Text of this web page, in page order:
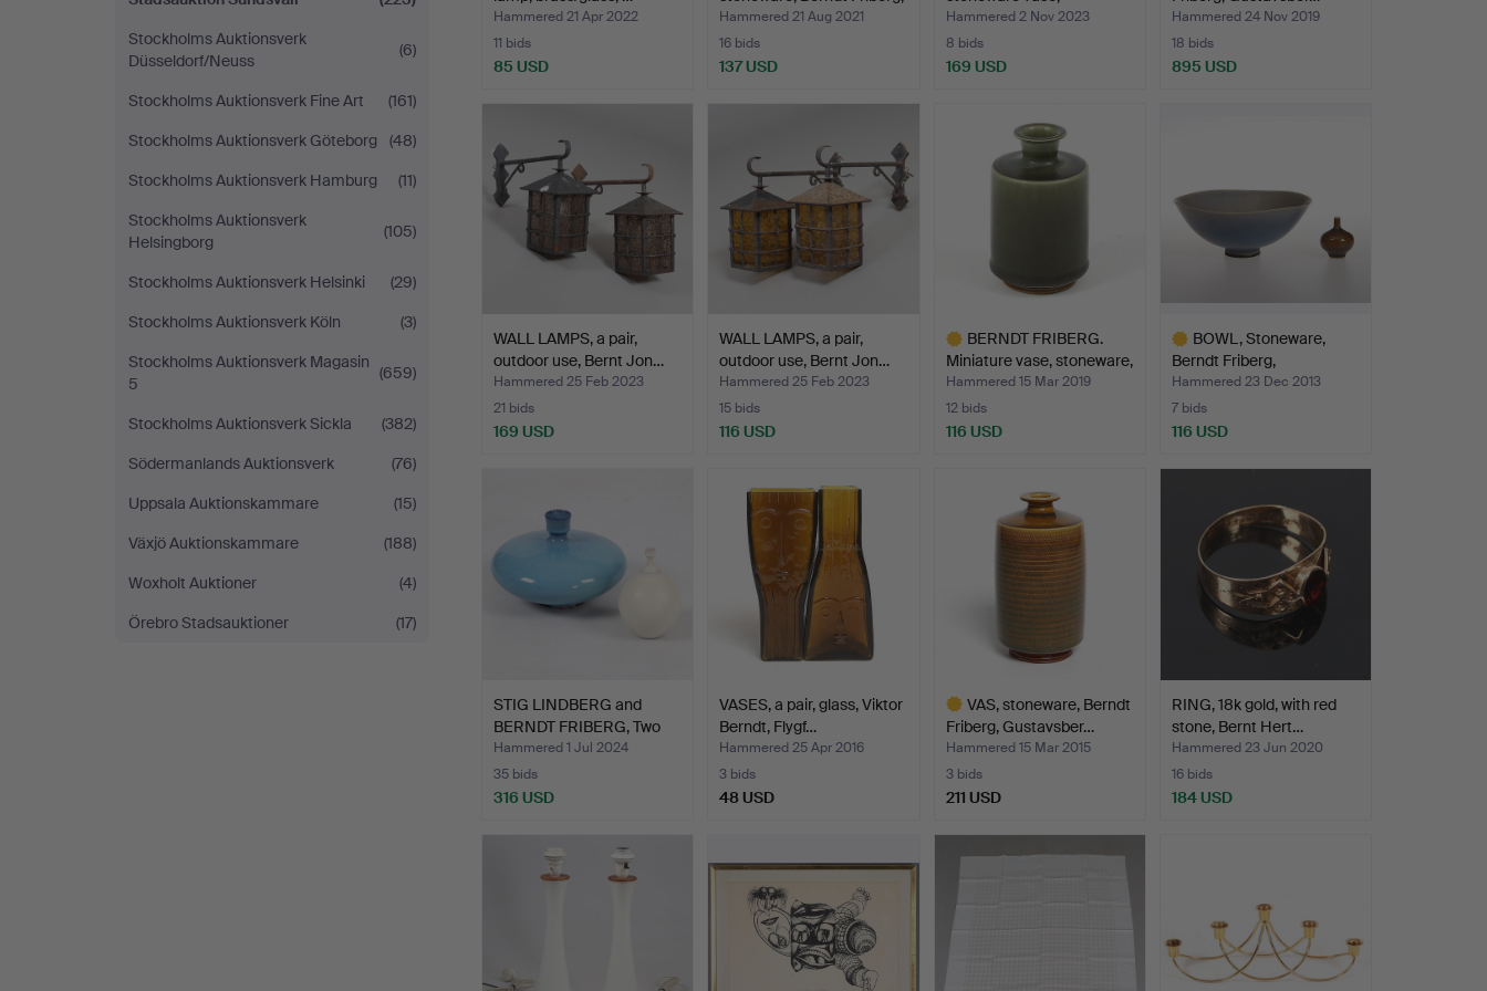
Stockholms Auktionsverk
Düsseldorf/Neuss
(6)
Stockholms Auktionsverk Fine Art
(161)
Stockholms Auktionsverk Göteborg
(48)
Stockholms Auktionsverk Hamburg
(11)
Stockholms Auktionsverk
Helsingborg
(105)
Stockholms Auktionsverk Helsinki
(29)
Stockholms Auktionsverk Köln
(3)
Stockholms Auktionsverk Magasin
5
(659)
Stockholms Auktionsverk Sickla
(382)
Södermanlands Auktionsverk
(76)
Uppsala Auktionskammare
(15)
Växjö Auktionskammare
(188)
Woxholt Auktioner
(4)
Örebro Stadsauktioner
(17)
Hammered 21 Apr 2022
11 bids
85 USD
…
Hammered 21 Aug 2021
16 bids
137 USD
Gustavsb…
Hammered 2 Nov 2023
8 bids
169 USD
Hammered 24 Nov 2019
18 bids
895 USD
WALL LAMPS, a pair,
outdoor use, Bernt Jon…
Hammered 25 Feb 2023
21 bids
169 USD
WALL LAMPS, a pair,
outdoor use, Bernt Jon…
Hammered 25 Feb 2023
15 bids
116 USD
BERNDT FRIBERG.
Miniature vase, stoneware,
…
Hammered 15 Mar 2019
12 bids
116 USD
BOWL, Stoneware,
Berndt Friberg,
Gustavsbe…
Hammered 23 Dec 2013
7 bids
116 USD
STIG LINDBERG and
BERNDT FRIBERG, Two
ston…
Hammered 1 Jul 2024
35 bids
316 USD
VASES, a pair, glass, Viktor
Berndt, Flygf…
Hammered 25 Apr 2016
3 bids
48 USD
VAS, stoneware, Berndt
Friberg, Gustavsber…
Hammered 15 Mar 2015
3 bids
211 USD
RING, 18k gold, with red
stone, Bernt Hert…
Hammered 23 Jun 2020
16 bids
184 USD